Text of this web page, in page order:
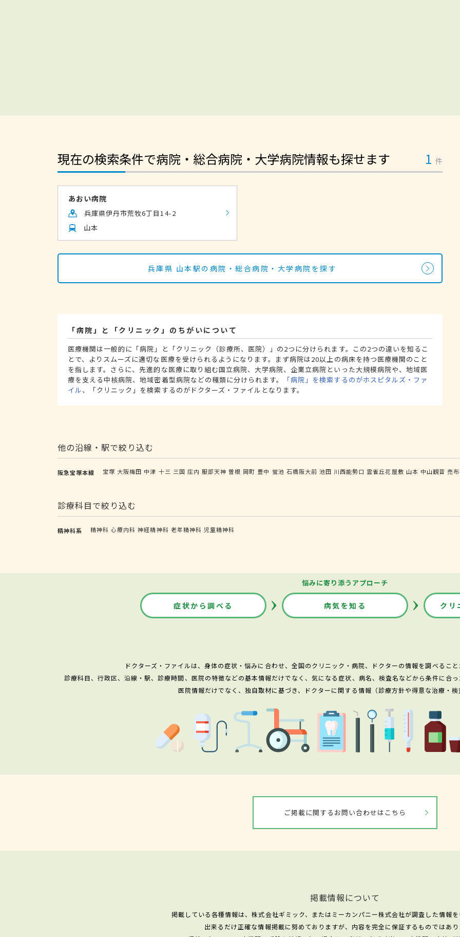
現在の検索条件で病院・総合病院・大学病院情報も探せます 1 件
あおい病院
兵庫県伊丹市荒牧6丁目14-2
山本
兵庫県 山本駅の病院・総合病院・大学病院を探す
「病院」と「クリニック」のちがいについて
医療機関は一般的に「病院」と「クリニック（診療所、医院）」の2つに分けられます。この2つの違いを知るこ
とで、よりスムーズに適切な医療を受けられるようになります。まず病院は20以上の病床を持つ医療機関のこと
を指します。さらに、先進的な医療に取り組む国立病院、大学病院、企業立病院といった大規模病院や、地域医
療を支える中核病院、地域密着型病院などの種類に分けられます。
「病院」を検索するのがホスピタルズ・ファ
イル、「クリニック」を検索するのがドクターズ・ファイルとなります。
他の沿線・駅で絞り込む
阪急宝塚本線 宝塚 大阪梅田 中津 十三 三国 庄内 服部天神 曽根 岡町 豊中 蛍池 石橋阪大前 池田 川西能勢口 雲雀丘花屋敷 山本 中山観音 売
診療科目で絞り込む
精神科系 精神科 心療内科 神経精神科 老年精神科 児童精神科
悩みに寄り添うアプローチ
症状から調べる 病気を知る クリ
ドクターズ・ファイルは、身体の症状・悩みに合わせ、全国のクリニック・病院、ドクターの情報を調べること
診療科目、行政区、沿線・駅、診療時間、医院の特徴などの基本情報だけでなく、気になる症状、病名、検査名などから条件に合
医院情報だけでなく、独自取材に基づき、ドクターに関する情報（診療方針や得意な治療・検
ご掲載に関するお問い合わせはこちら
掲載情報について
掲載している各種情報は、株式会社ギミック、またはミーカンパニー株式会社が調査した情報を
出来るだけ正確な情報掲載に努めておりますが、内容を完全に保証するものではあり